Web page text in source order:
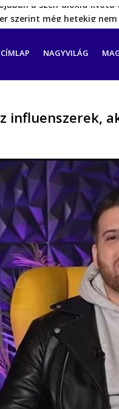
szerint még hetekig nem
a tengeren érkező
gőzerővel hátrál ki a
tett, energia-
a
CÍMLAP NAGYVILÁG
influenszerek,